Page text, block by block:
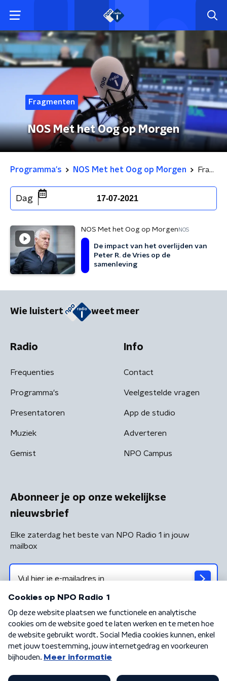
Fragmenten
NOS Met het Oog op Morgen
Programma's NOS Met het Oog op Morgen Fragmenten
Dag 17-07-2021
NOS Met het Oog op Morgen NOS
De impact van het overlijden van
Peter R. de Vries op de
samenleving
Wie luistert weet meer
Radio
Frequenties
Programma's
Presentatoren
Muziek
Gemist
Info
Contact
Veelgestelde vragen
App de studio
Adverteren
NPO Campus
Abonneer je op onze wekelijkse
nieuwsbrief
Elke zaterdag het beste van NPO Radio 1 in jouw
mailbox
Algemene voorwaarden